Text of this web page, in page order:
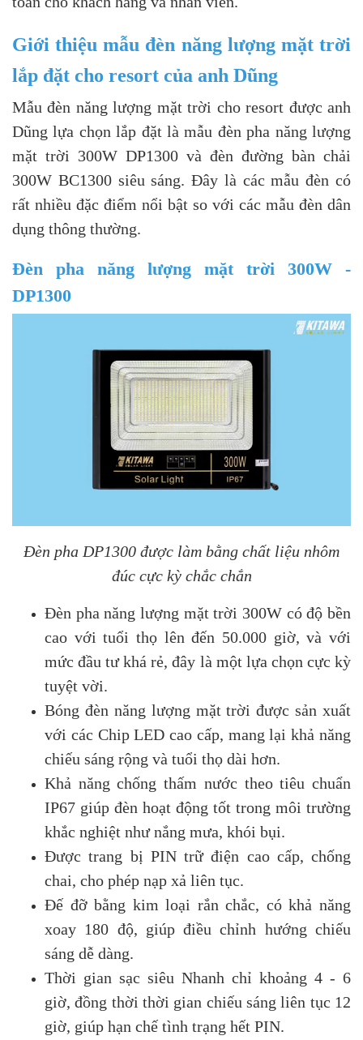
Giới thiệu mẫu đèn năng lượng mặt trời
lắp đặt cho resort của anh Dũng
Mẫu đèn năng lượng mặt trời cho resort được anh
Dũng lựa chọn lắp đặt là mẫu đèn pha năng lượng
mặt trời 300W DP1300 và đèn đường bàn chải
300W BC1300 siêu sáng. Đây là các mẫu đèn có
rất nhiều đặc điểm nổi bật so với các mẫu đèn dân
dụng thông thường.
Đèn pha năng lượng mặt trời 300W -
DP1300
Đèn pha DP1300 được làm bằng chất liệu nhôm
đúc cực kỳ chắc chắn
Đèn pha năng lượng mặt trời 300W có độ bền
cao với tuổi thọ lên đến 50.000 giờ, và với
mức đầu tư khá rẻ, đây là một lựa chọn cực kỳ
tuyệt vời.
Bóng đèn năng lượng mặt trời được sản xuất
với các Chip LED cao cấp, mang lại khả năng
chiếu sáng rộng và tuổi thọ dài hơn.
Khả năng chống thấm nước theo tiêu chuẩn
IP67 giúp đèn hoạt động tốt trong môi trường
khắc nghiệt như nắng mưa, khói bụi.
Được trang bị PIN trữ điện cao cấp, chống
chai, cho phép nạp xả liên tục.
Đế đỡ bằng kim loại rắn chắc, có khả năng
xoay 180 độ, giúp điều chỉnh hướng chiếu
sáng dễ dàng.
Thời gian sạc siêu Nhanh chỉ khoảng 4 - 6
giờ, đồng thời thời gian chiếu sáng liên tục 12
giờ, giúp hạn chế tình trạng hết PIN.